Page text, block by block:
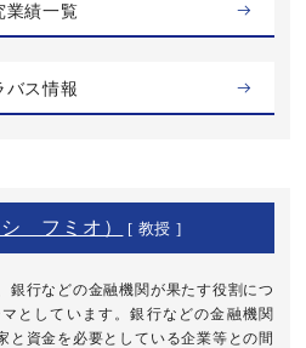
業績一覧
バス情報
フミオ） [ 教授 ]
銀行などの金融機関が果たす役割につ
としています。銀行などの金融機関
と資金を必要としている企業等との間